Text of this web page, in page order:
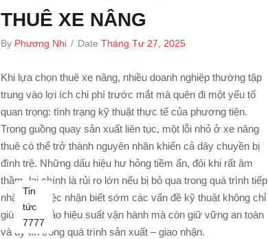
THUÊ XE NÂNG
By Phương Nhi / Date Tháng Tư 27, 2025
Khi lựa chọn thuê xe nâng, nhiều doanh nghiệp thường tập
trung vào lợi ích chi phí trước mắt mà quên đi một yếu tố
quan trọng: tình trạng kỹ thuật thực tế của phương tiện.
Trong guồng quay sản xuất liên tục, một lỗi nhỏ ở xe nâng
thuê có thể trở thành nguyên nhân khiến cả dây chuyền bị
đình trệ. Những dấu hiệu hư hỏng tiềm ẩn, đôi khi rất âm
thầm, lại chính là rủi ro lớn nếu bị bỏ qua trong quá trình tiếp
nhận xe. Việc nhận biết sớm các vấn đề kỹ thuật không chỉ
giúp đảm bảo hiệu suất vận hành mà còn giữ vững an toàn
và uy tín trong quá trình sản xuất – giao nhận.
Tin
tức
7777